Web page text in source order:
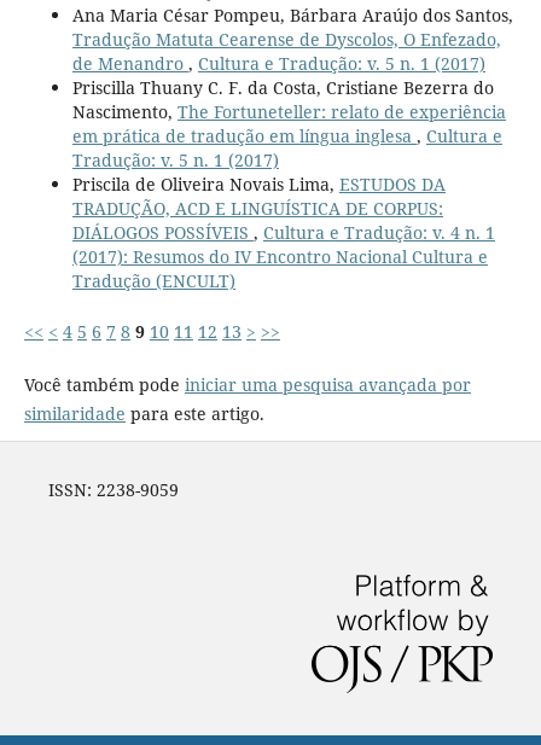
Ana Maria César Pompeu, Bárbara Araújo dos Santos,
Tradução Matuta Cearense de Dyscolos, O Enfezado,
de Menandro , Cultura e Tradução: v. 5 n. 1 (2017)
Priscilla Thuany C. F. da Costa, Cristiane Bezerra do
Nascimento, The Fortuneteller: relato de experiência
em prática de tradução em língua inglesa , Cultura e
Tradução: v. 5 n. 1 (2017)
Priscila de Oliveira Novais Lima, ESTUDOS DA
TRADUÇÃO, ACD E LINGUÍSTICA DE CORPUS:
DIÁLOGOS POSSÍVEIS , Cultura e Tradução: v. 4 n. 1
(2017): Resumos do IV Encontro Nacional Cultura e
Tradução (ENCULT)
<< < 4 5 6 7 8 9 10 11 12 13 > >>
Você também pode iniciar uma pesquisa avançada por
similaridade para este artigo.
ISSN: 2238-9059